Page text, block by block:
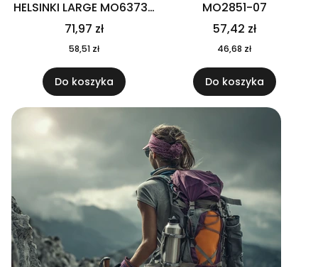
HELSINKI LARGE MO6373-
04
71,97 zł
58,51 zł
Do koszyka
MO2851-07
57,42 zł
46,68 zł
Do koszyka